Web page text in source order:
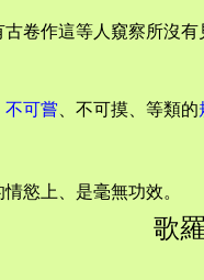
古卷作這等人窺察所沒
不可嘗 、不可摸、等類的
慾上、是毫無功效。
歌